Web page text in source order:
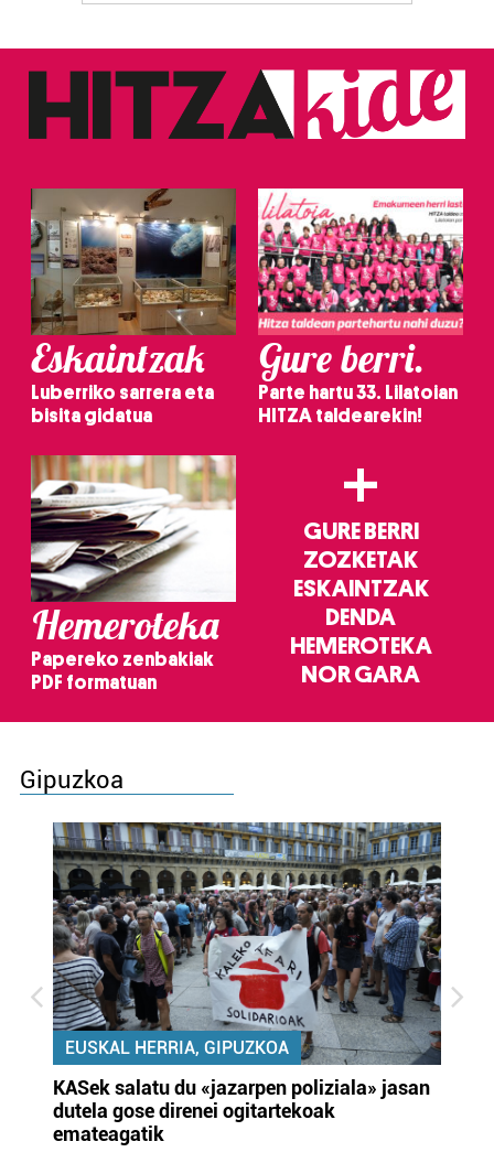
Eskaintzak
Luberriko sarrera eta
bisita gidatua
Gure berri.
Parte hartu 33. Lilatoian
HITZA taldearekin!
Hemeroteka
Papereko zenbakiak
PDF formatuan
+
GURE BERRI
ZOZKETAK
ESKAINTZAK
DENDA
HEMEROTEKA
NOR GARA
Gipuzkoa
EUSKAL HERRIA, GIPUZKOA
KASek salatu du «jazarpen poliziala» jasan
dutela gose direnei ogitartekoak
emateagatik